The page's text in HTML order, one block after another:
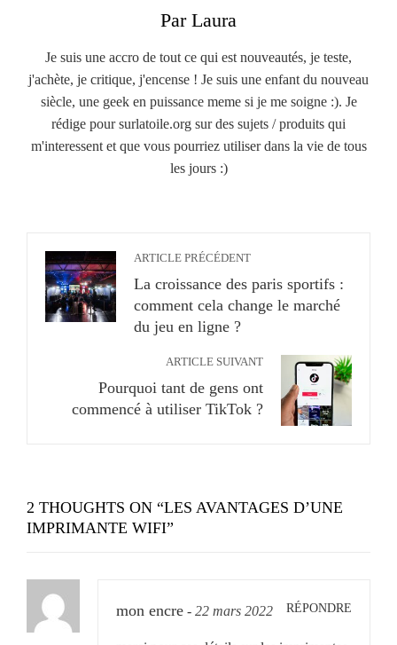
Par Laura
Je suis une accro de tout ce qui est nouveautés, je teste,
j'achète, je critique, j'encense ! Je suis une enfant du nouveau
siècle, une geek en puissance meme si je me soigne :). Je
rédige pour surlatoile.org sur des sujets / produits qui
m'interessent et que vous pourriez utiliser dans la vie de tous
les jours :)
ARTICLE PRÉCÉDENT
La croissance des paris sportifs :
comment cela change le marché
du jeu en ligne ?
ARTICLE SUIVANT
Pourquoi tant de gens ont
commencé à utiliser TikTok ?
2 THOUGHTS ON “LES AVANTAGES D’UNE
IMPRIMANTE WIFI”
mon encre - 22 mars 2022 RÉPONDRE